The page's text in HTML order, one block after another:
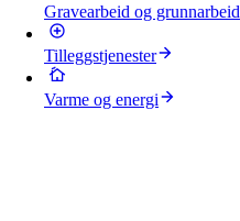
Gravearbeid og grunnarbeid
Tilleggstjenester
Varme og energi